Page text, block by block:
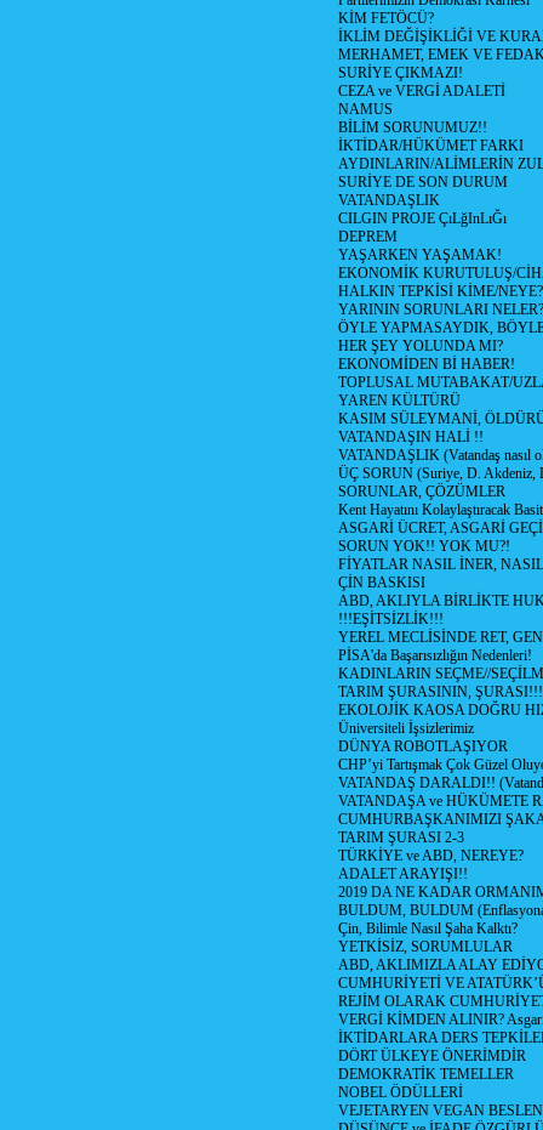
KİM FETÖCÜ?
İKLİM DEĞİŞİKLİĞİ VE
MERHAMET, EMEK VE
SURİYE ÇIKMAZI!
CEZA ve VERGİ ADALETİ
NAMUS
BİLİM SORUNUMUZ!!
İKTİDAR/HÜKÜMET FARKI
AYDINLARIN/ALİMLERİN
SURİYE DE SON DURUM
VATANDAŞLIK
CILGIN PROJE ÇıLğInLıĞı
DEPREM
YAŞARKEN YAŞAMAK!
EKONOMİK KURUTULUŞ/
HALKIN TEPKİSİ KİME/NEYE?
YARININ SORUNLARI NELER?
ÖYLE YAPMASAYDIK,
HER ŞEY YOLUNDA MI?
EKONOMİDEN Bİ HABER!
TOPLUSAL MUTABAKAT/
YAREN KÜLTÜRÜ
KASIM SÜLEYMANİ,
VATANDAŞIN HALİ !!
VATANDAŞLIK (Vatandaş nasıl
ÜÇ SORUN (Suriye, D. Akdeniz,
SORUNLAR, ÇÖZÜMLER
Kent Hayatını Kolaylaştıracak
ASGARİ ÜCRET, ASGARİ
SORUN YOK!! YOK MU?!
FİYATLAR NASIL İNER,
ÇİN BASKISI
ABD, AKLIYLA BİRLİKTE
!!!EŞİTSİZLİK!!!
YEREL MECLİSİNDE RET,
PİSA'da Başarısızlığın Nedenleri!
KADINLARIN SEÇME//
TARIM ŞURASININ, ŞURASI!!!
EKOLOJİK KAOSA DOĞRU
Üniversiteli İşsizlerimiz
DÜNYA ROBOTLAŞIYOR
CHP’yi Tartışmak Çok Güzel
VATANDAŞ DARALDI!!
VATANDAŞA ve HÜKÜMETE
CUMHURBAŞKANIMIZI
TARIM ŞURASI 2-3
TÜRKİYE ve ABD, NEREYE?
ADALET ARAYIŞI!!
2019 DA NE KADAR
BULDUM, BULDUM
Çin, Bilimle Nasıl Şaha Kalktı?
YETKİSİZ, SORUMLULAR
ABD, AKLIMIZLA ALAY
CUMHURİYETİ VE
REJİM OLARAK
VERGİ KİMDEN ALINIR?
İKTİDARLARA DERS
DÖRT ÜLKEYE ÖNERİMDİR
DEMOKRATİK TEMELLER
NOBEL ÖDÜLLERİ
VEJETARYEN VEGAN